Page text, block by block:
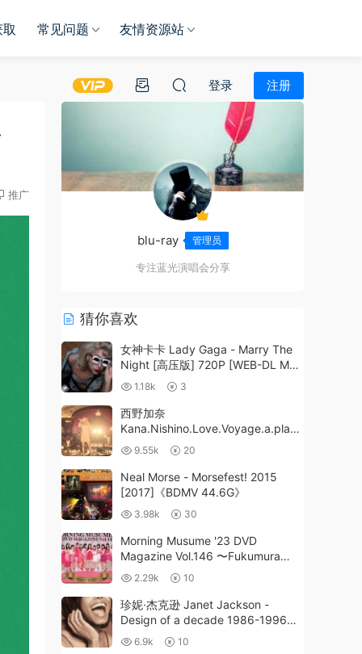
常见问题 友情资源站
登录 注册
推广
blu-ray 管理员
专注蓝光演唱会分享
猜你喜欢
女神卡卡 Lady Gaga - Marry The
Night [高压版] 720P [WEB-DL MKV
926.7MB]
1.18k 3
西野加奈
Kana.Nishino.Love.Voyage.a.place
.of.my.heart.2012《ISO 37.6G》
9.55k 20
Neal Morse - Morsefest! 2015
[2017]《BDMV 44.6G》
3.98k 30
Morning Musume '23 DVD
Magazine Vol.146 〜Fukumura
Mizuki Sotsugyou Memorial〜
[2DVD ISO 7.62GB]
2.29k 10
珍妮·杰克逊 Janet Jackson -
Design of a decade 1986-1996
MV集 美版 [DVD ISO 4.29G]
6.9k 10